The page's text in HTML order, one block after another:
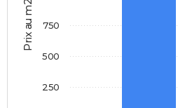
Prix au m2
250
500
750